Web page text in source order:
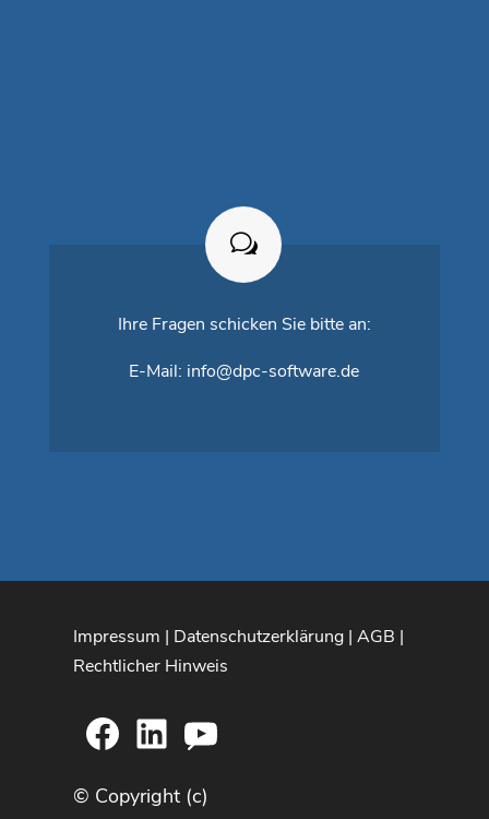
Ihre Fragen schicken Sie bitte an:
E-Mail: info@dpc-software.de
Impressum | Datenschutzerklärung |AGB |
Rechtlicher Hinweis
Facebook
LinkedIn
YouTube
© Copyright (c)